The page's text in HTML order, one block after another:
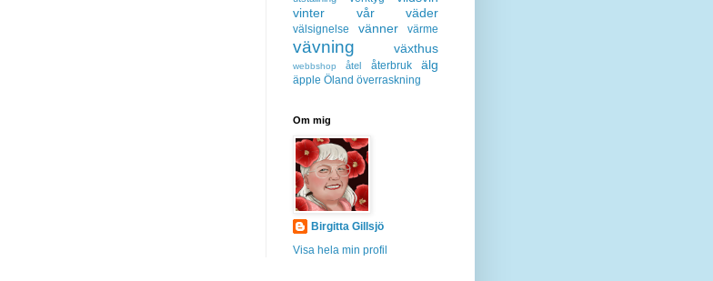
vinter
vår väder
välsignelse vänner värme
vävning växthus
webbshop åtel återbruk älg
äpple Öland överraskning
Om mig
Birgitta Gillsjö
Visa hela min profil